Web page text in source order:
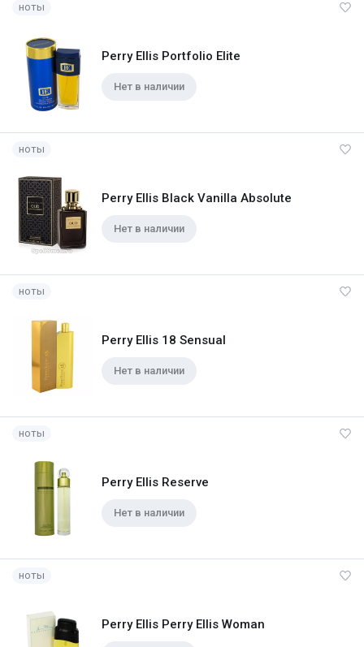
ноты
Perry Ellis Portfolio Elite
Нет в наличии
ноты
Perry Ellis Black Vanilla Absolute
Нет в наличии
ноты
Perry Ellis 18 Sensual
Нет в наличии
ноты
Perry Ellis Reserve
Нет в наличии
ноты
Perry Ellis Perry Ellis Woman